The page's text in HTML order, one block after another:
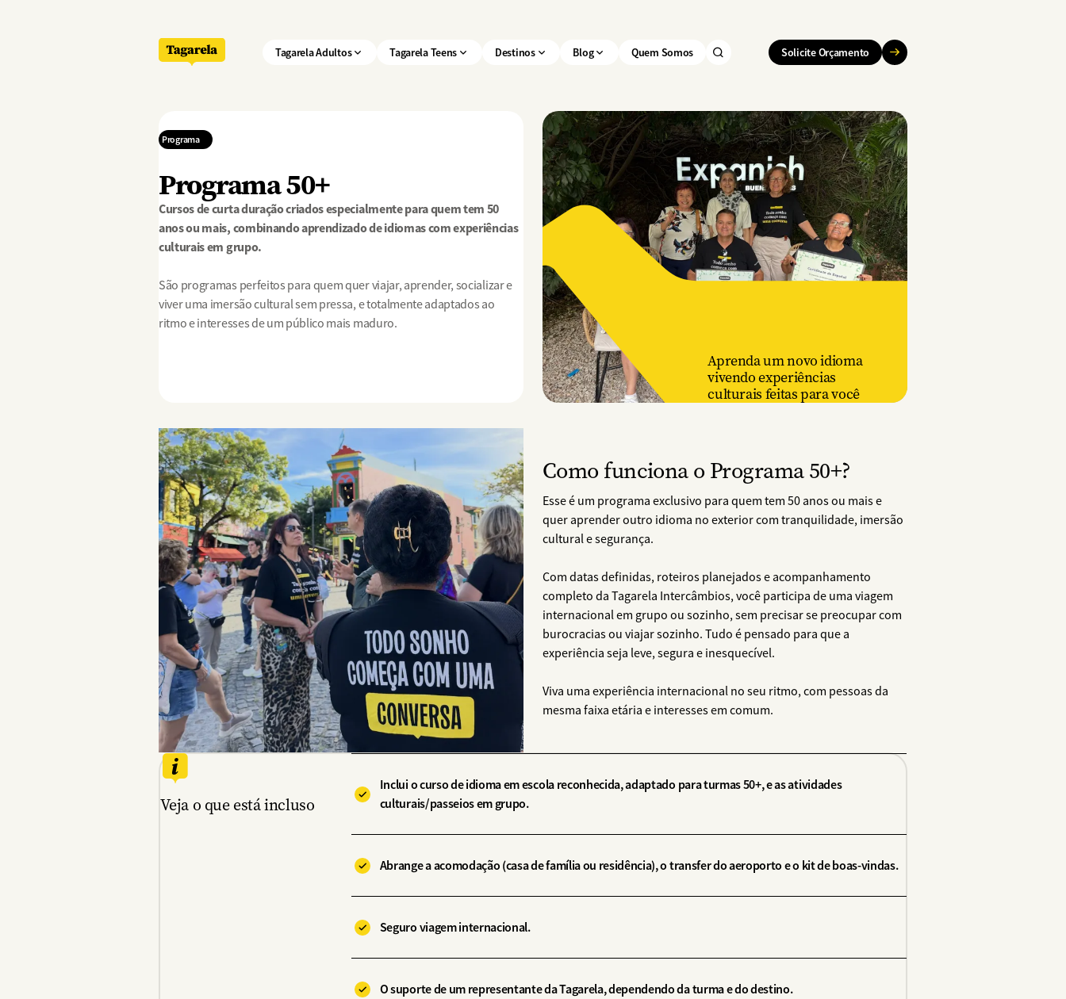
Tagarela Adultos Tagarela Teens Destinos Blog Quem Somos Solicite Orçamento
Programa
Programa 50+
Cursos de curta duração criados especialmente para quem tem 50
anos ou mais, combinando aprendizado de idiomas com experiências
culturais em grupo.
São programas perfeitos para quem quer viajar, aprender, socializar e
viver uma imersão cultural sem pressa, e totalmente adaptados ao
ritmo e interesses de um público mais maduro.
Aprenda um novo idioma
vivendo experiências
culturais feitas para você
Como funciona o Programa 50+?
Esse é um programa exclusivo para quem tem 50 anos ou mais e
quer aprender outro idioma no exterior com tranquilidade, imersão
cultural e segurança.
Com datas definidas, roteiros planejados e acompanhamento
completo da Tagarela Intercâmbios, você participa de uma viagem
internacional em grupo ou sozinho, sem precisar se preocupar com
burocracias ou viajar sozinho. Tudo é pensado para que a
experiência seja leve, segura e inesquecível.
Viva uma experiência internacional no seu ritmo, com pessoas da
mesma faixa etária e interesses em comum.
Veja o que está incluso
Inclui o curso de idioma em escola reconhecida, adaptado para turmas 50+, e as atividades
culturais/passeios em grupo.
Abrange a acomodação (casa de família ou residência), o transfer do aeroporto e o kit de boas-vindas.
Seguro viagem internacional.
O suporte de um representante da Tagarela, dependendo da turma e do destino.